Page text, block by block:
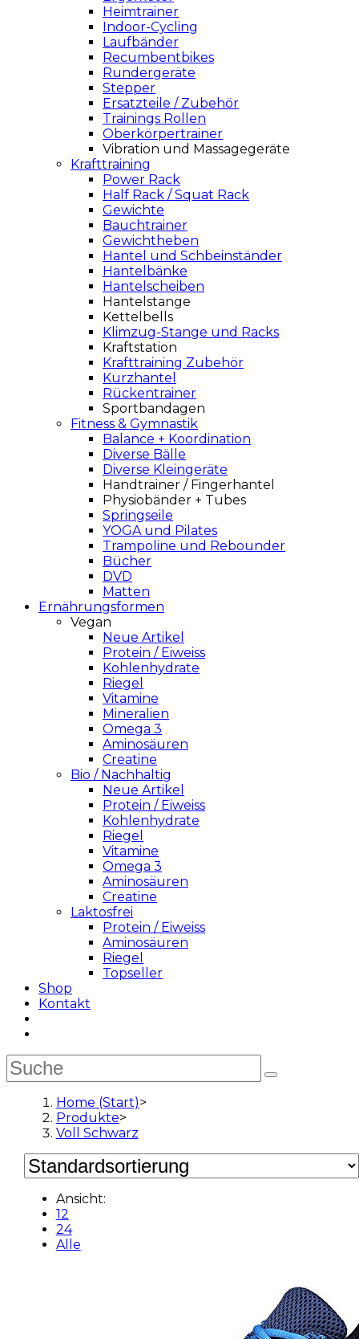
Heimtrainer
Indoor-Cycling
Laufbänder
Recumbentbikes
Rundergeräte
Stepper
Ersatzteile / Zubehör
Trainings Rollen
Oberkörpertrainer
Vibration und Massagegeräte
Krafttraining
Power Rack
Half Rack / Squat Rack
Gewichte
Bauchtrainer
Gewichtheben
Hantel und Schbeinständer
Hantelbänke
Hantelscheiben
Hantelstange
Kettelbells
Klimzug-Stange und Racks
Kraftstation
Krafttraining Zubehör
Kurzhantel
Rückentrainer
Sportbandagen
Fitness & Gymnastik
Balance + Koordination
Diverse Bälle
Diverse Kleingeräte
Handtrainer / Fingerhantel
Physiobänder + Tubes
Springseile
YOGA und Pilates
Trampoline und Rebounder
Bücher
DVD
Matten
Ernährungsformen
Vegan
Neue Artikel
Protein / Eiweiss
Kohlenhydrate
Riegel
Vitamine
Mineralien
Omega 3
Aminosäuren
Creatine
Bio / Nachhaltig
Neue Artikel
Protein / Eiweiss
Kohlenhydrate
Riegel
Vitamine
Omega 3
Aminosäuren
Creatine
Laktosfrei
Protein / Eiweiss
Aminosäuren
Riegel
Topseller
Shop
Kontakt
Home (Start)>
Produkte>
Voll Schwarz
Ansicht:
12
24
Alle